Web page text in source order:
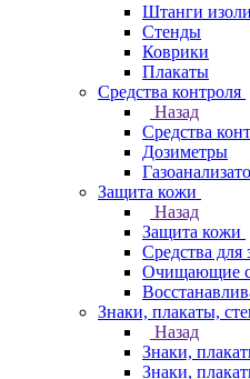
Штанги
Стенды
Коврики
Плакаты
Средства контроля
Назад
Средства
Дозиметры
Защита кожи
Назад
Защита кожи
Средства
Очищающие
Знаки, плакаты,
Назад
Знаки,
Знаки,